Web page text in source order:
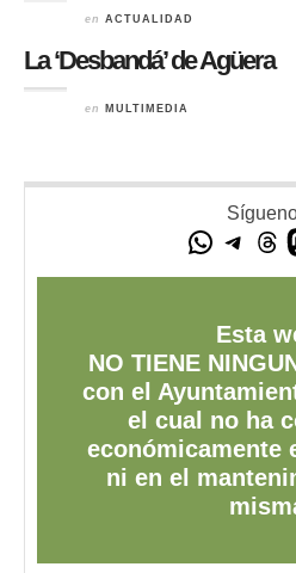
en ACTUALIDAD
La ‘Desbandá’ de Agüera
en MULTIMEDIA
Esta
NO TIENE
con el
el cual no ha
económicamente
ni en el